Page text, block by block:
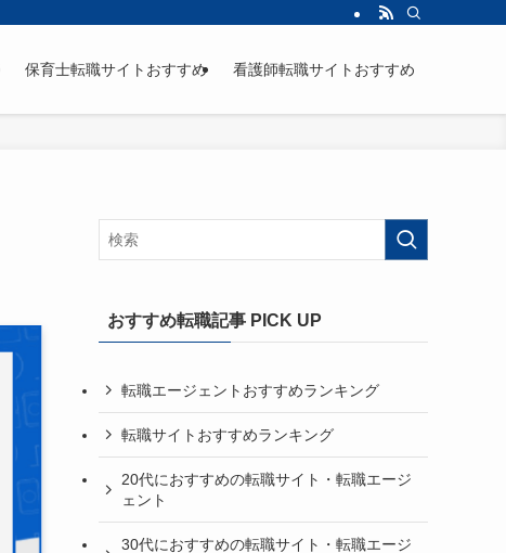
保育士転職サイトおすすめ 看護師転職サイトおすすめ
おすすめ転職記事 PICK UP
転職エージェントおすすめランキング
転職サイトおすすめランキング
20代におすすめの転職サイト・転職エージ
ェント
30代におすすめの転職サイト・転職エージ